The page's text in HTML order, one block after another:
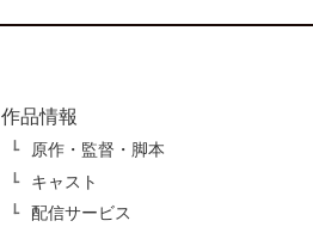
作品情報
原作・監督・脚本
キャスト
配信サービス